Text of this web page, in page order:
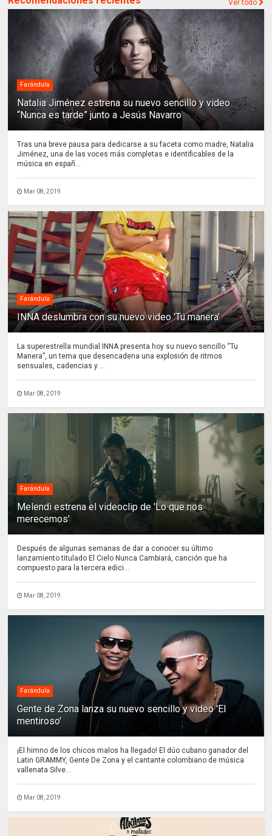
Ver todo
Farándula
Natalia Jiménez estrena su nuevo sencillo y video
“Nunca es tarde” junto a Jesús Navarro
Tras una breve pausa para dedicarse a su faceta como madre, Natalia
Jiménez, una de las voces más completas e identificables de la
música en españ...
Mar 08, 2019
Farándula
INNA deslumbra con su nuevo video 'Tu manera'
La superestrella mundial INNA presenta hoy su nuevo sencillo “Tu
Manera”, un tema que desencadena una explosión de ritmos
sensuales, cadencias y ...
Mar 08, 2019
Farándula
Melendi estrena el videoclip de 'Lo que nos
merecemos'
Después de algunas semanas de dar a conocer su último
lanzamiento titulado El Cielo Nunca Cambiará, canción que ha
compuesto para la tercera edici...
Mar 08, 2019
Farándula
Gente de Zona lanza su nuevo sencillo y video 'El
mentiroso'
¡El himno de los chicos malos ha llegado! El dúo cubano ganador del
Latin GRAMMY, Gente De Zona y el cantante colombiano de música
vallenata Silve...
Mar 08, 2019